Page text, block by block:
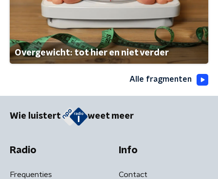
Overgewicht: tot hier en niet verder
Alle fragmenten
Wie luistert weet meer
Radio
Frequenties
Info
Contact